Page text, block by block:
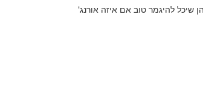
שיכל להיגמר טוב אם איזה אורנג'